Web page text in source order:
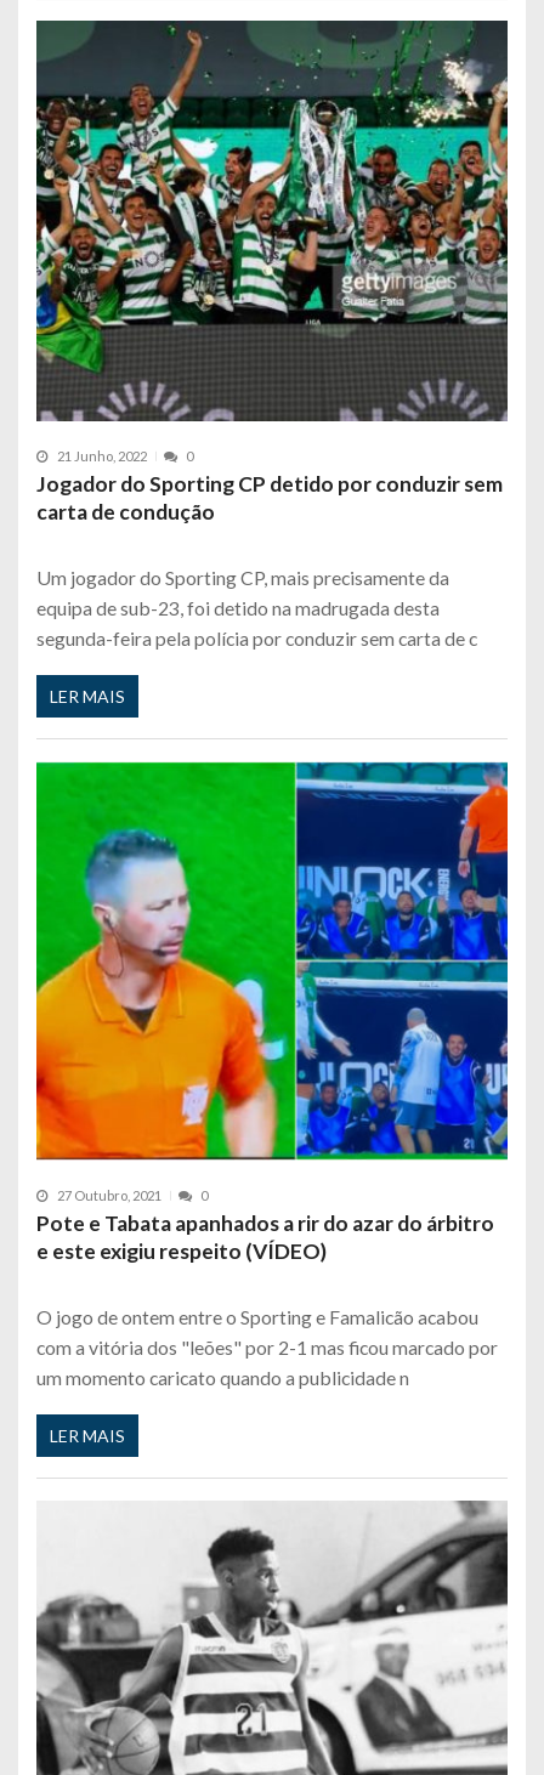
21 Junho, 2022 0
Jogador do Sporting CP detido por conduzir sem
carta de condução
Um jogador do Sporting CP, mais precisamente da
equipa de sub-23, foi detido na madrugada desta
segunda-feira pela polícia por conduzir sem carta de c
LER MAIS
27 Outubro, 2021 0
Pote e Tabata apanhados a rir do azar do árbitro
e este exigiu respeito (VÍDEO)
O jogo de ontem entre o Sporting e Famalicão acabou
com a vitória dos "leões" por 2-1 mas ficou marcado por
um momento caricato quando a publicidade n
LER MAIS